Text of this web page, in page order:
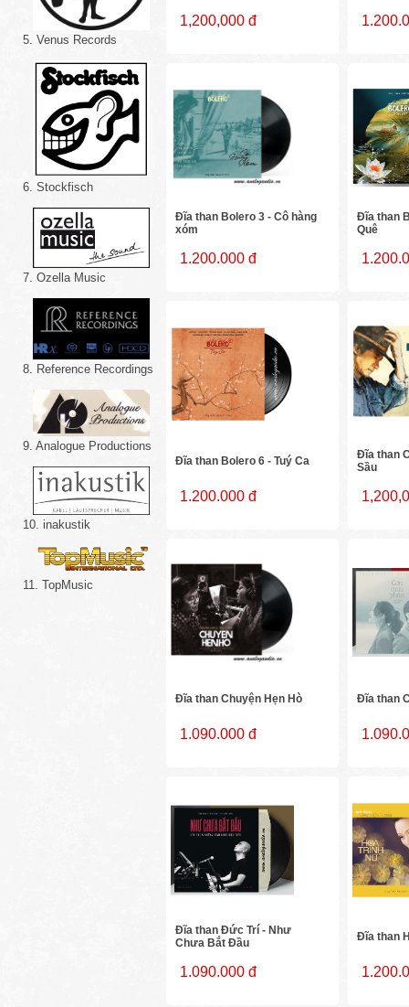
5. Venus Records
6. Stockfisch
7. Ozella Music
8. Reference Recordings
9. Analogue Productions
10. inakustik
11. TopMusic
1,200,000 đ
Đĩa than Bolero 3 - Cô hàng
xóm
1.200.000 đ
Đĩa than
Quê
Đĩa than Bolero 6 - Tuý Ca
1.200.000 đ
Đĩa than
Sầu
Đĩa than Chuyện Hẹn Hò
1.090.000 đ
Đĩa than
Đĩa than Đức Trí - Như
Chưa Bắt Đầu
1.090.000 đ
Đĩa than